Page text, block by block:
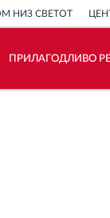
НИЗ СВЕТОТ
ПРИЛАГОДЛИВО